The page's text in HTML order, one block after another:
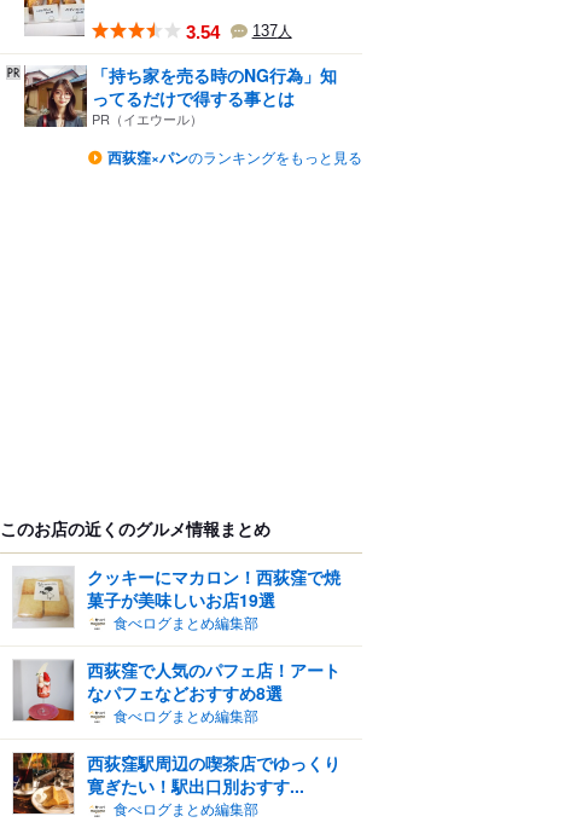
3.54 137人
「持ち家を売る時のNG行為」知
ってるだけで得する事とは
PR（イエウール）
西荻窪×パンのランキングをもっと見る
このお店の近くのグルメ情報まとめ
クッキーにマカロン！西荻窪で焼
菓子が美味しいお店19選
食べログまとめ編集部
西荻窪で人気のパフェ店！アート
なパフェなどおすすめ8選
食べログまとめ編集部
西荻窪駅周辺の喫茶店でゆっくり
寛ぎたい！駅出口別おすす...
食べログまとめ編集部